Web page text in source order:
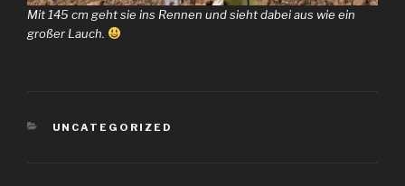
Mit 145 cm geht sie ins Rennen und sieht dabei aus wie ein
großer Lauch.
KATEGORIEN
UNCATEGORIZED